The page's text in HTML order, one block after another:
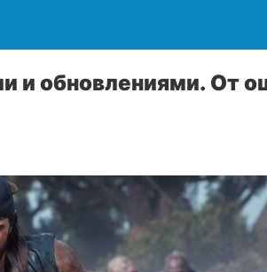
и обновлениями. От